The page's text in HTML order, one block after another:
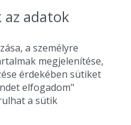
adatok
a személyre
megjelenítése,
érdekében sütiket
elfogadom"
a sütik